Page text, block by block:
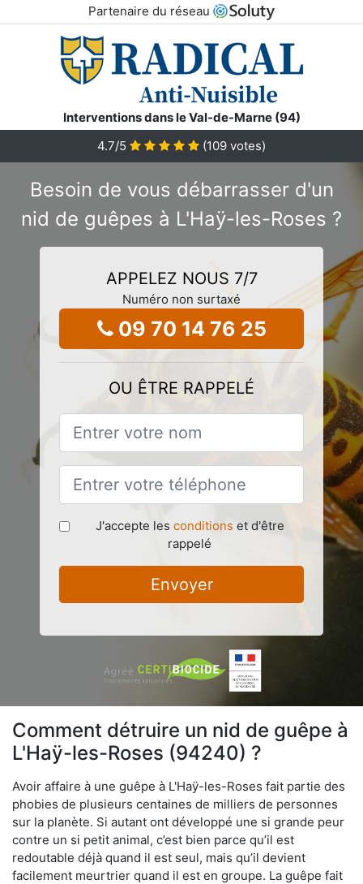
Partenaire du réseau
Interventions dans le Val-de-Marne (94)
4.7/5 (109 votes)
Besoin de vous débarrasser d'un
nid de guêpes à L'Haÿ-les-Roses ?
APPELEZ NOUS 7/7
Numéro non surtaxé
09 70 14 76 25
OU ÊTRE RAPPELÉ
J'accepte les conditions et d'être
rappelé
Envoyer
Comment détruire un nid de guêpe à
L'Haÿ-les-Roses (94240) ?
Avoir affaire à une guêpe à L'Haÿ-les-Roses fait partie des
phobies de plusieurs centaines de milliers de personnes
sur la planète. Si autant ont développé une si grande peur
contre un si petit animal, c’est bien parce qu’il est
redoutable déjà quand il est seul, mais qu’il devient
facilement meurtrier quand il est en groupe. La guêpe fait